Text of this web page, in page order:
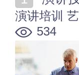
演讲培训
534